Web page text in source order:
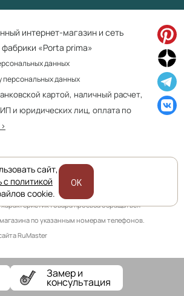
интернет-магазин и сеть
«Porta prima»
данных
персональных данных
картой, наличный расчет,
и юридических лиц, оплата по
не является публичной офертой
характер.
товара просьба обращаться
по указанным номерам телефонов.
RuMaster
Замер и
консультация
сайт,
политикой
cookie.
OK